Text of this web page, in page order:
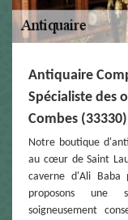
Antiquaire
Spécialiste des
Combes (33330)
Notre boutique
au cœur de Saint
caverne d'Ali Baba
proposons une
soigneusement